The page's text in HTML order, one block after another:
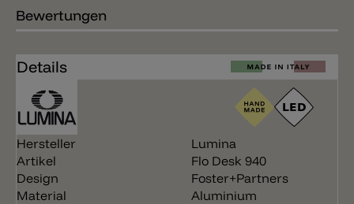
Bewertungen
Details
Hersteller
Lumina
Artikel
Flo Desk 940
Design
Foster+Partners
Material
Aluminium